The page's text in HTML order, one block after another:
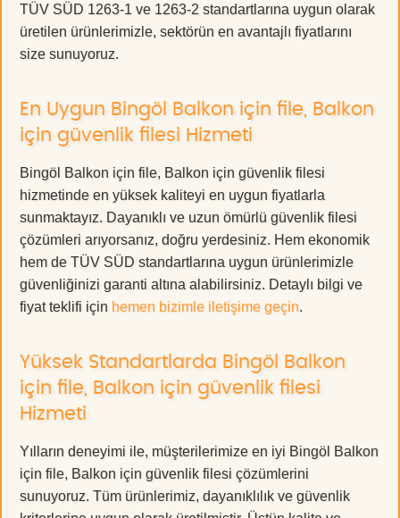
TÜV SÜD 1263-1 ve 1263-2 standartlarına uygun olarak
üretilen ürünlerimizle, sektörün en avantajlı fiyatlarını
size sunuyoruz.
En Uygun Bingöl Balkon için file, Balkon
için güvenlik filesi Hizmeti
Bingöl Balkon için file, Balkon için güvenlik filesi
hizmetinde en yüksek kaliteyi en uygun fiyatlarla
sunmaktayız. Dayanıklı ve uzun ömürlü güvenlik filesi
çözümleri arıyorsanız, doğru yerdesiniz. Hem ekonomik
hem de TÜV SÜD standartlarına uygun ürünlerimizle
güvenliğinizi garanti altına alabilirsiniz. Detaylı bilgi ve
fiyat teklifi için hemen bizimle iletişime geçin.
Yüksek Standartlarda Bingöl Balkon
için file, Balkon için güvenlik filesi
Hizmeti
Yılların deneyimi ile, müşterilerimize en iyi Bingöl Balkon
için file, Balkon için güvenlik filesi çözümlerini
sunuyoruz. Tüm ürünlerimiz, dayanıklılık ve güvenlik